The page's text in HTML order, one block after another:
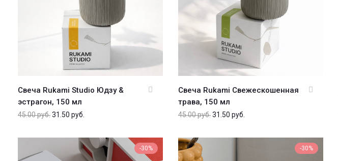
Свеча Rukami Studio Юдзу &
эстрагон, 150 мл
45.00руб.31.50 руб.
Свеча Rukami Свежескошенная
трава, 150 мл
45.00руб.31.50 руб.
-30% -30%